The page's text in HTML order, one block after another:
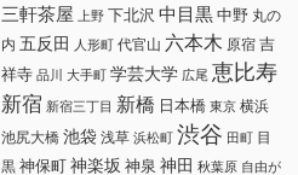
三軒茶屋 上野 下北沢 中目黒中野 丸の
内 五反田 人形町 代官山 六本木 原宿 吉
祥寺 品川 大手町 学芸大学 広尾 恵比寿
新宿 新宿三丁目 新橋 日本橋 東京 横浜
池尻大橋 池袋浅草 浜松町 渋谷 田町 目
黒神保町神楽坂 神泉 神田 秋葉原 自由が